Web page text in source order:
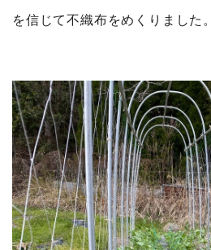
を信じて不織布をめくりました。